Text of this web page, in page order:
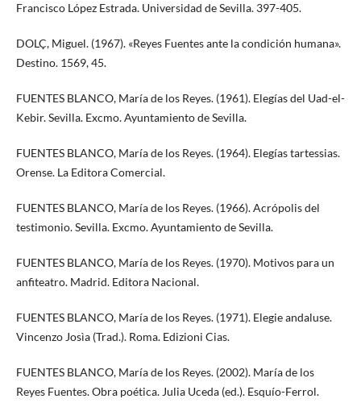
Francisco López Estrada. Universidad de Sevilla. 397-405.
DOLÇ, Miguel. (1967). «Reyes Fuentes ante la condición humana».
Destino. 1569, 45.
FUENTES BLANCO, María de los Reyes. (1961). Elegías del Uad-el-
Kebir. Sevilla. Excmo. Ayuntamiento de Sevilla.
FUENTES BLANCO, María de los Reyes. (1964). Elegías tartessias.
Orense. La Editora Comercial.
FUENTES BLANCO, María de los Reyes. (1966). Acrópolis del
testimonio. Sevilla. Excmo. Ayuntamiento de Sevilla.
FUENTES BLANCO, María de los Reyes. (1970). Motivos para un
anfiteatro. Madrid. Editora Nacional.
FUENTES BLANCO, María de los Reyes. (1971). Elegie andaluse.
Vincenzo Josìa (Trad.). Roma. Edizioni Cias.
FUENTES BLANCO, María de los Reyes. (2002). María de los
Reyes Fuentes. Obra poética. Julia Uceda (ed.). Esquío-Ferrol.